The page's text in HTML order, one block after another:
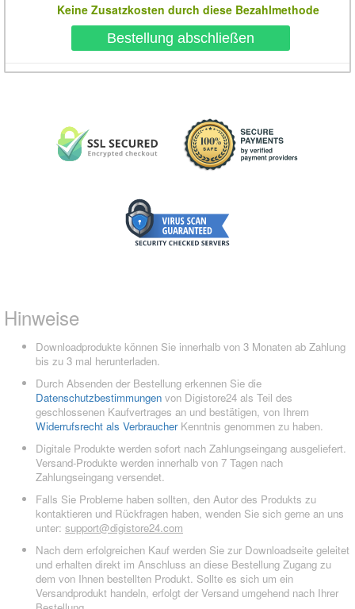
Keine Zusatzkosten durch diese Bezahlmethode
Bestellung abschließen
Hinweise
Downloadprodukte können Sie innerhalb von 3 Monaten ab Zahlung
bis zu 3 mal herunterladen.
Durch Absenden der Bestellung erkennen Sie die
Datenschutzbestimmungen von Digistore24 als Teil des
geschlossenen Kaufvertrages an und bestätigen, von Ihrem
Widerrufsrecht als VerbraucherKenntnis genommen zu haben.
Digitale Produkte werden sofort nach Zahlungseingang ausgeliefert.
Versand-Produkte werden innerhalb von 7 Tagen nach
Zahlungseingang versendet.
Falls Sie Probleme haben sollten, den Autor des Produkts zu
kontaktieren und Rückfragen haben, wenden Sie sich gerne an uns
unter: support@digistore24.com
Nach dem erfolgreichen Kauf werden Sie zur Downloadseite geleitet
und erhalten direkt im Anschluss an diese Bestellung Zugang zu
dem von Ihnen bestellten Produkt. Sollte es sich um ein
Versandprodukt handeln, erfolgt der Versand umgehend nach Ihrer